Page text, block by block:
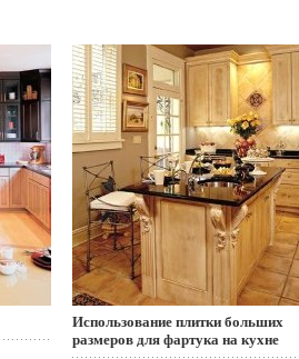
Использование плитки больших
размеров для фартука на кухне